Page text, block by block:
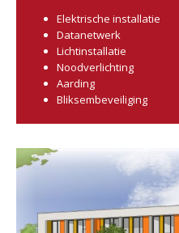
Elektrische installatie
Datanetwerk
Lichtinstallatie
Noodverlichting
Aarding
Bliksembeveiliging